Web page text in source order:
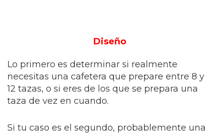
Diseño
Lo primero es determinar si realmente
necesitas una cafetera que prepare entre 8 y
12 tazas, o si eres de los que se prepara una
taza de vez en cuando.
Si tu caso es el segundo, probablemente una